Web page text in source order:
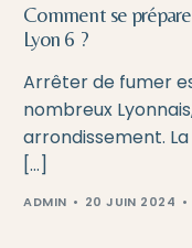
Comment se
Lyon 6 ?
Arrêter de fumer
nombreux
arrondissement.
[…]
ADMIN 20 JUIN 2024